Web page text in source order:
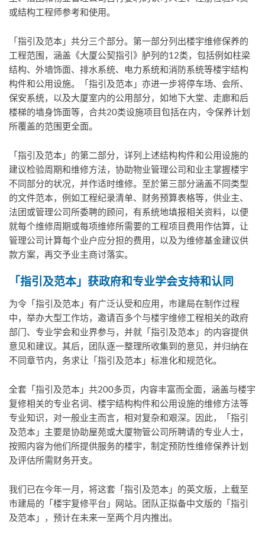
或结构工程师参考和使用。
「指引及范本」共分三个部分。第一部分列出楼宇维修保养的
工程范围，涵盖《大厦公契指引》胪列的12类，包括例如柱梁
结构、外墙饰面、排水系统、电力系统和消防系统等楼宇结构
构件和公用设施。「指引及范本」亦进一步将停车场、会所、
保安系统，以及大厦室内的公用部分，如地下大堂、走廊和后
楼梯的墙身饰面等，合共20类设施项目包括在内，令保养计划
所覆盖的范围更全面。
「指引及范本」的第二部分，详列上述结构构件和公用设施的
建议检验周期和维修方法，协助物业管理公司和业主掌握楼宇
不同部分的状况，并作适时维修。至於第三部分涵盖不同类型
的文件范本，例如工程纪录清单、财务预算表格等，供业主、
法团或管理公司所委聘的顾问，有系统地填报相关资料，以便
就每个维修周期或每项维修所需要的工程项目费用作估算，让
管理公司计算每个业户应分担的费用，以及为维修基金建议供
款方案，再交予业主商讨落实。
「指引及范本」获政府和专业学会支持和认同
为令「指引及范本」有广泛认受和应用，市建局在制作过程
中，举办大型工作坊，邀请百多个与楼宇维修工程相关的政府
部门、专业学会和业界参与，并就「指引及范本」的内容提供
意见和建议。其后，团队逐一整理所收集到的意见，并归纳在
不同章节内，务求让「指引及范本」标准化和规范化。
全套「指引及范本」共200多页，内容丰富而全面，涵盖与楼宇
复修相关的专业名词、楼宇结构构件和公用设施的维修方法等
专业知识，对一般业主而言，相对复杂和艰深。因此，「指引
及范本」主要是协助屋苑或大厦物管公司所聘请的专业人士，
按照内容为他们所提供服务的楼宇，制定预防性维修保养计划
及评估所需财务开支。
我们已在今年一月，将这套「指引及范本」的英文版，上载至
市建局的「楼宇复修平台」网站。团队正拟备中文版的「指引
及范本」，预计在未来一至两个月内推出。